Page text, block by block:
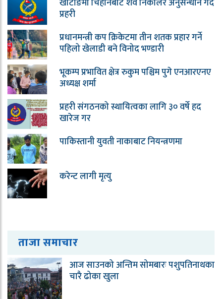
प्रहरी
प्रधानमन्त्री कप क्रिकेटमा तीन शतक प्रहार गर्ने
पहिलो खेलाडी बने विनोद भण्डारी
भूकम्प प्रभावित क्षेत्र रुकुम पश्चिम पुगे एनआरएनए
अध्यक्ष शर्मा
प्रहरी संगठनको स्थायित्वका लागि ३० वर्षे हद
खारेज गर
पाकिस्तानी युवती नाकाबाट नियन्त्रणमा
करेन्ट लागी मृत्यु
ताजा समाचार
आज साउनको अन्तिम सोमबारः पशुपतिनाथका
चारै ढोका खुला